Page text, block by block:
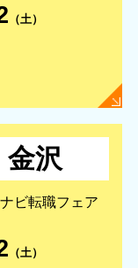
（土）
金沢
ビ転職フェア
（土）